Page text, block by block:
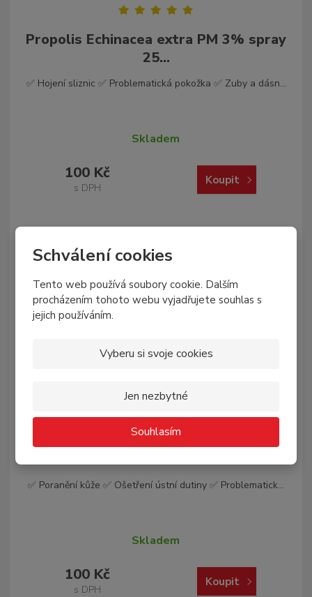
Schválení cookies
Tento web používá soubory cookie. Dalším
procházením tohoto webu vyjadřujete souhlas s
jejich používáním.
Vyberu si svoje cookies
Jen nezbytné
Souhlasím
Propolis Echinacea extra PM 3% spray
25...
✅ Hojení sliznic ✅ Problematická pokožka ✅ Zuby a dásn...
Skladem
100 Kč
s DPH
Koupit
Propolis Echinacea extra PM 3% kapky
✅ Poranění kůže ✅ Ošetření ústní dutiny ✅ Problematick...
Skladem
100 Kč
s DPH
Koupit